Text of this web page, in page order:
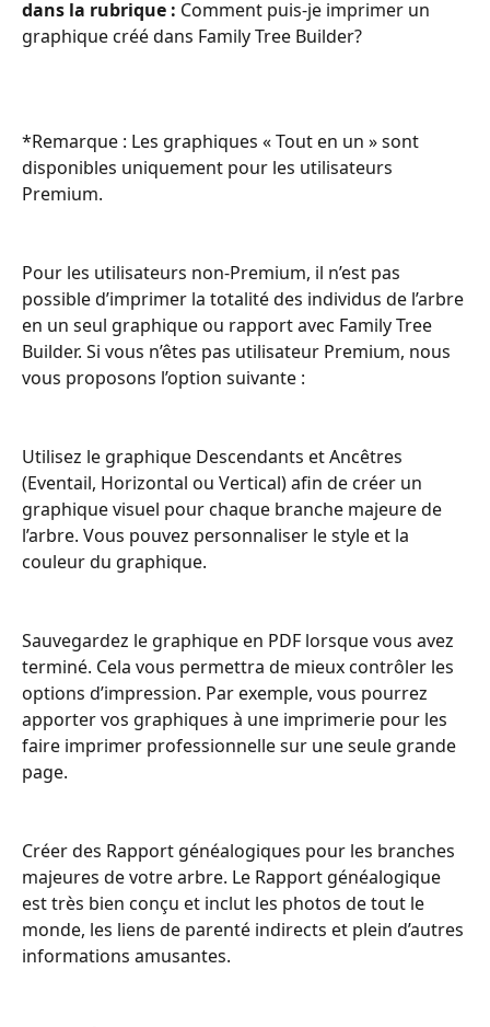
dans la rubrique : Comment puis-je imprimer un
graphique créé dans Family Tree Builder?
*Remarque : Les graphiques « Tout en un » sont
disponibles uniquement pour les utilisateurs
Premium.
Pour les utilisateurs non-Premium, il n’est pas
possible d’imprimer la totalité des individus de l’arbre
en un seul graphique ou rapport avec Family Tree
Builder. Si vous n’êtes pas utilisateur Premium, nous
vous proposons l’option suivante :
Utilisez le graphique Descendants et Ancêtres
(Eventail, Horizontal ou Vertical) afin de créer un
graphique visuel pour chaque branche majeure de
l’arbre. Vous pouvez personnaliser le style et la
couleur du graphique.
Sauvegardez le graphique en PDF lorsque vous avez
terminé. Cela vous permettra de mieux contrôler les
options d’impression. Par exemple, vous pourrez
apporter vos graphiques à une imprimerie pour les
faire imprimer professionnelle sur une seule grande
page.
Créer des Rapport généalogiques pour les branches
majeures de votre arbre. Le Rapport généalogique
est très bien conçu et inclut les photos de tout le
monde, les liens de parenté indirects et plein d’autres
informations amusantes.